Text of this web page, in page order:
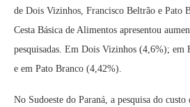
de Dois Vizinhos, Francisco Beltrão e Pato
Cesta Básica de Alimentos apresentou
pesquisadas. Em Dois Vizinhos (4,6%); em
e em Pato Branco (4,42%).
No Sudoeste do Paraná, a pesquisa do custo